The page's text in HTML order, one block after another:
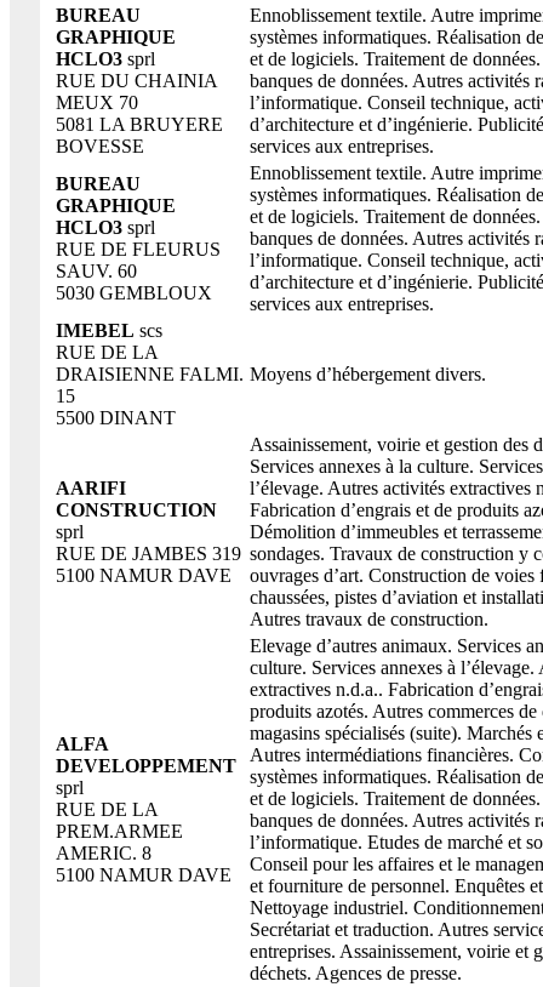
BUREAU
GRAPHIQUE
HCLO3 sprl
RUE DU CHAINIA
MEUX 70
5081 LA BRUYERE
BOVESSE
Ennoblissement textile. Autre
systèmes informatiques. Réalisation
et de logiciels. Traitement de
banques de données. Autres activités
l’informatique. Conseil technique,
d’architecture et d’ingénierie.
services aux entreprises.
BUREAU
GRAPHIQUE
HCLO3 sprl
RUE DE FLEURUS
SAUV. 60
5030 GEMBLOUX
Ennoblissement textile. Autre
systèmes informatiques. Réalisation
et de logiciels. Traitement de
banques de données. Autres activités
l’informatique. Conseil technique,
d’architecture et d’ingénierie.
services aux entreprises.
IMEBEL scs
RUE DE LA
DRAISIENNE FALMI.
15
5500 DINANT
Moyens d’hébergement divers.
AARIFI
CONSTRUCTION
sprl
RUE DE JAMBES 319
5100 NAMUR DAVE
Assainissement, voirie et gestion des
Services annexes à la culture.
l’élevage. Autres activités extractives
Fabrication d’engrais et de produits
Démolition d’immeubles et
sondages. Travaux de construction y
ouvrages d’art. Construction de voies
chaussées, pistes d’aviation et
Autres travaux de construction.
ALFA
DEVELOPPEMENT
sprl
RUE DE LA
PREM.ARMEE
AMERIC. 8
5100 NAMUR DAVE
Elevage d’autres animaux. Services
culture. Services annexes à
extractives n.d.a.. Fabrication
produits azotés. Autres commerces de
magasins spécialisés (suite). Marchés
Autres intermédiations financières.
systèmes informatiques. Réalisation
et de logiciels. Traitement de
banques de données. Autres activités
l’informatique. Etudes de marché et
Conseil pour les affaires et le
et fourniture de personnel. Enquêtes
Nettoyage industriel.
Secrétariat et traduction. Autres
entreprises. Assainissement, voirie et
déchets. Agences de presse.